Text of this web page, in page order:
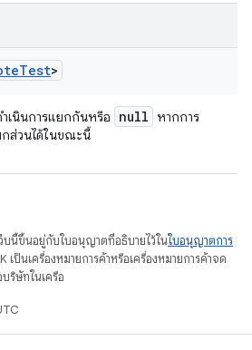
Test>
เนินการแยกกันหรือ null หากการ
ส่วนได้ในขณะนี้
บนี้ขึ้นอยู่กับใบอนุญาตที่อธิบายไว้ในใบอนุญาตการ
ป็นเครื่องหมายการค้าหรือเครื่องหมายการค้าจด
ริษัทในเครือ